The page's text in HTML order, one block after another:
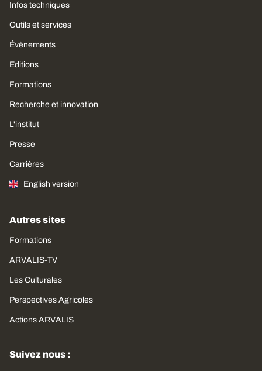
Infos techniques
Outils et services
Évènements
Editions
Formations
Recherche et innovation
L'institut
Presse
Carrières
English version
Autres sites
Formations
ARVALIS-TV
Les Culturales
Perspectives Agricoles
Actions ARVALIS
Suivez nous :